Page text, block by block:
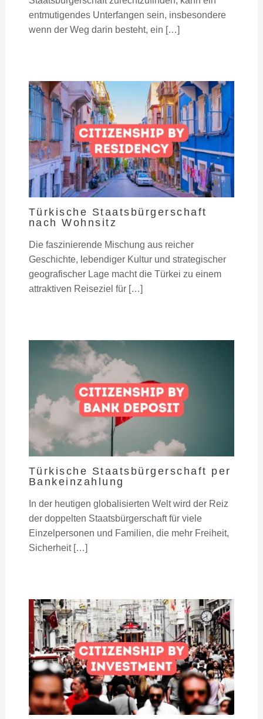
entmutigendes Unterfangen sein, insbesondere
wenn der Weg darin besteht, ein […]
Türkische Staatsbürgerschaft
nach Wohnsitz
Die faszinierende Mischung aus reicher
Geschichte, lebendiger Kultur und strategischer
geografischer Lage macht die Türkei zu einem
attraktiven Reiseziel für […]
Türkische Staatsbürgerschaft per
Bankeinzahlung
In der heutigen globalisierten Welt wird der Reiz
der doppelten Staatsbürgerschaft für viele
Einzelpersonen und Familien, die mehr Freiheit,
Sicherheit […]